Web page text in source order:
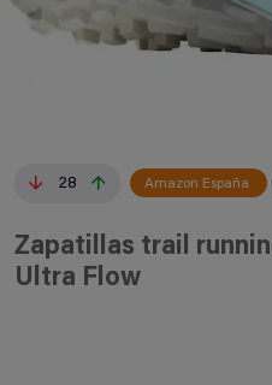
28 Amazon España
Zapatillas trail
Ultra Flow